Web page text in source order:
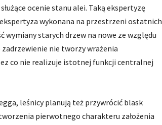
ocenie stanu alei. Taką ekspertyzę
wykonana na przestrzeni ostatnich
wymiany starych drzew na nowe ze względu
nie tworzy wrażenia
co nie realizuje istotnej funkcji centralnej
leśnicy planują też przywrócić blask
pierwotnego charakteru założenia